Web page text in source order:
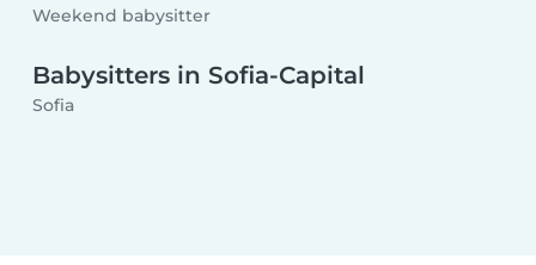
Weekend babysitter
Babysitters in Sofia-Capital
Sofia